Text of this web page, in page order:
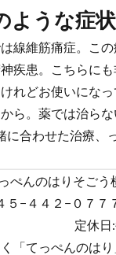
ような症
線維筋痛症。こ
疾患。こちらに
れどお使いにな
ら。薬では治らな
に合わせた治療
ぺんのはりそごう
５−４４２−０７７
定休日
「てっぺんのは